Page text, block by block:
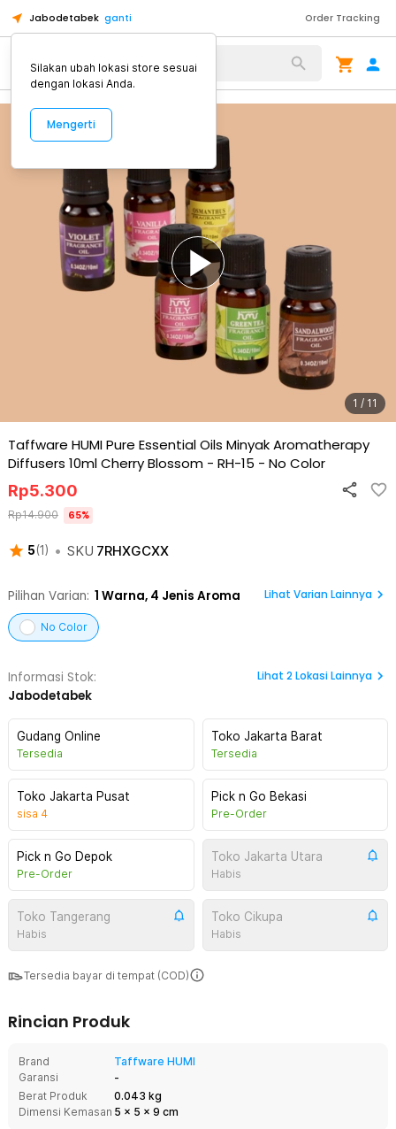
Jabodetabek ganti Order Tracking
Alat Kopi
1 / 11
Taffware HUMI Pure Essential Oils Minyak Aromatherapy
Diffusers 10ml Cherry Blossom - RH-15 - No Color
5(1 ) • SKU 7RHXGCXX
Rp5.300
Rp14.900 65%
Pilihan Varian: 1 Warna, 4 Jenis Aroma Lihat Varian Lainnya
No Color
Informasi Stok:
Jabodetabek
Lihat 2Lokasi Lainnya
Gudang Online
Tersedia
Toko Jakarta Barat
Tersedia
Toko Jakarta Pusat
sisa 4
Pick n Go Bekasi
Pre-Order
Pick n Go Depok
Pre-Order
Toko Jakarta Utara
Habis
Toko Tangerang
Habis
Toko Cikupa
Habis
Tersedia bayar di tempat (COD)
Rincian Produk
Brand
Taffware HUMI
Garansi
-
Berat Produk
0.043 kg
Dimensi Kemasan 5 x 5 x 9 cm
Silakan ubah lokasi store sesuai
dengan lokasi Anda.
Mengerti